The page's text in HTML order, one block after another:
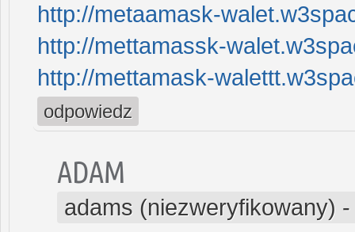
http://metaamask-
http://mettamassk-
http://mettamask-
odpowiedz
ADAM
adams (niezweryfikowany)